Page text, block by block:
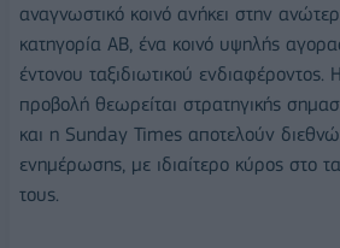
αναγνωστικό κοινό ανήκει στην
κατηγορία ΑΒ, ένα κοινό υψηλής
έντονου ταξιδιωτικού ενδιαφέροντος.
προβολή θεωρείται στρατηγικής
και η Sunday Times αποτελούν
ενημέρωσης, με ιδιαίτερο κύρος στο
τους.